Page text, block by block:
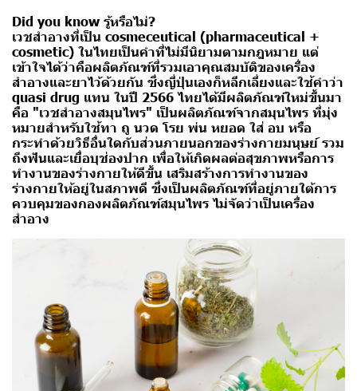
Did you know รู้หรือไม่?
เวชสำอางที่เป็น cosmeceutical (pharmaceutical +
cosmetic) ในไทยเป็นคำที่ไม่มีนิยามตามกฎหมาย แต่
เข้าใจได้ว่าคือผลิตภัณฑ์ที่รวมเอาคุณสมบัติของเครื่อง
สำอางและยาไว้ด้วยกัน ซึ่งญี่ปุ่นเองก็หลีกเลี่ยงและใช้คำว่า
quasi drug แทน ในปี 2566 ไทยได้มีผลิตภัณฑ์ใหม่ขึ้นมา
คือ "เวชสำอางสมุนไพร" เป็นผลิตภัณฑ์จากสมุนไพร ที่มุ่ง
หมายสำหรับใช้ทา ถู นวด โรย พ่น หยอด ใส่ อบ หรือ
กระทำด้วยวิธีอื่นใดกับส่วนภายนอกของร่างกายมนุษย์ รวม
ถึงฟันและเยื่อบุช่องปาก เพื่อให้เกิดผลต่อสุขภาพหรือการ
ทำงานของร่างกายให้ดีขึ้น เสริมสร้างการทำงานของ
ร่างกายให้อยู่ในสภาพดี ซึ่งเป็นผลิตภัณฑ์ที่อยู่ภายใต้การ
ควบคุมของกองผลิตภัณฑ์สมุนไพร ไม่จัดว่าเป็นเครื่อง
สำอาง